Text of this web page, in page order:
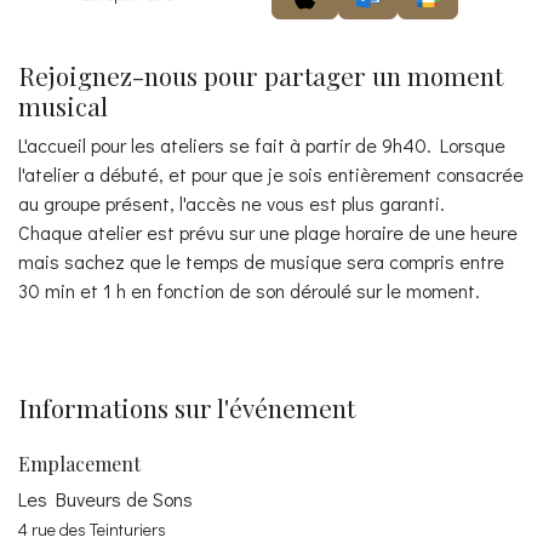
Rejoignez-nous pour partager un moment
musical
L'accueil pour les ateliers se fait à partir de 9h40. Lorsque
l'atelier a débuté, et pour que je sois entièrement consacrée
au groupe présent, l'accès ne vous est plus garanti.
Chaque atelier est prévu sur une plage horaire de une heure
mais sachez que le temps de musique sera compris entre
30 min et 1 h en fonction de son déroulé sur le moment.
Informations sur l'événement
Emplacement
Les Buveurs de Sons
4 rue des Teinturiers